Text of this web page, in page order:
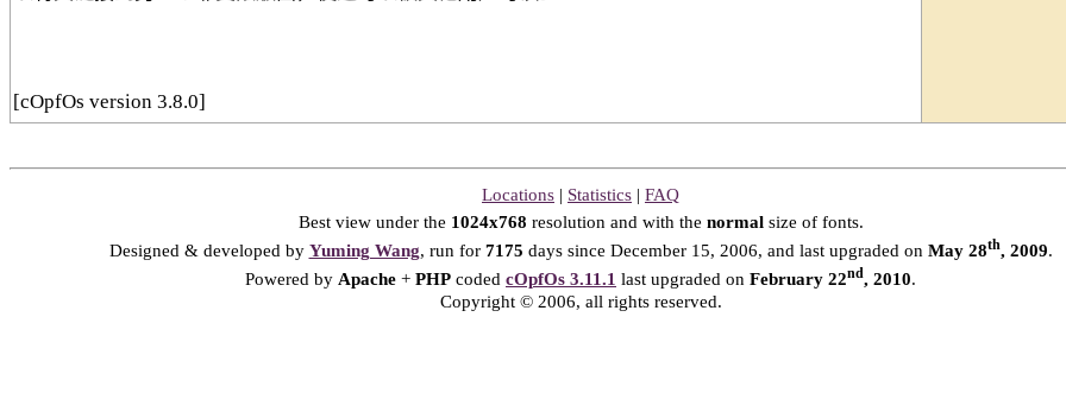
[cOpfOs version 3.8.0]
Locations | Statistics | FAQ
Best view under the 1024x768 resolution and with the normalsize of fonts.
Designed & developed by Yuming Wang, run for 7175 days since December 15, 2006, and last upgraded on May 28th, 2009.
Powered by Apache + PHP coded cOpfOs 3.11.1 last upgraded on February 22nd, 2010.
Copyright © 2006, all rights reserved.